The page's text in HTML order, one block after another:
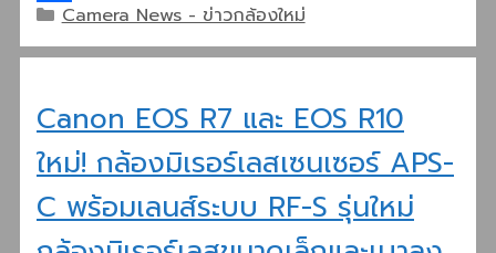
ShareCategories
Camera News - ข่าวกล้องใหม่
Canon EOS R7 และ EOS R10
ใหม่! กล้องมิเรอร์เลสเซนเซอร์ APS-
C พร้อมเลนส์ระบบ RF-S รุ่นใหม่